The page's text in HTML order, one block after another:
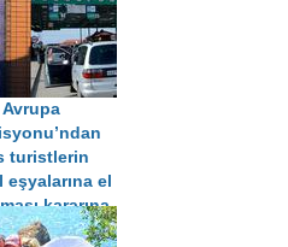
Avrupa
turistlerin
eşyalarına el
kararına